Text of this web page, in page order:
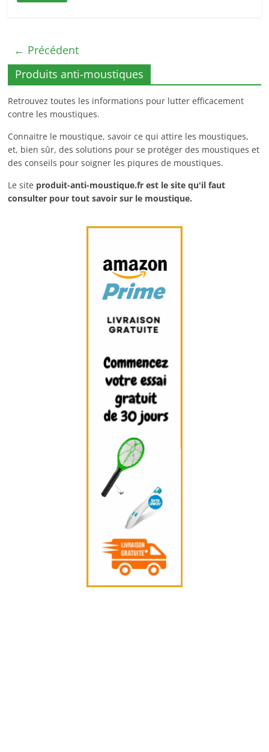
← Précédent
Produits anti-moustiques
Retrouvez toutes les informations pour lutter efficacement
contre les moustiques.
Connaitre le moustique, savoir ce qui attire les moustiques,
et, bien sûr, des solutions pour se protéger des moustiques et
des conseils pour soigner les piqures de moustiques.
Le site produit-anti-moustique.fr est le site qu'il faut
consulter pour tout savoir sur le moustique.